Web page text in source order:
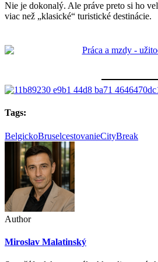
Nie je dokonalý. Ale práve preto si ho
viac než „klasické“ turistické destinácie.
Tags:
BelgickoBruselcestovanieCityBreak
Author
Miroslav Malatinský